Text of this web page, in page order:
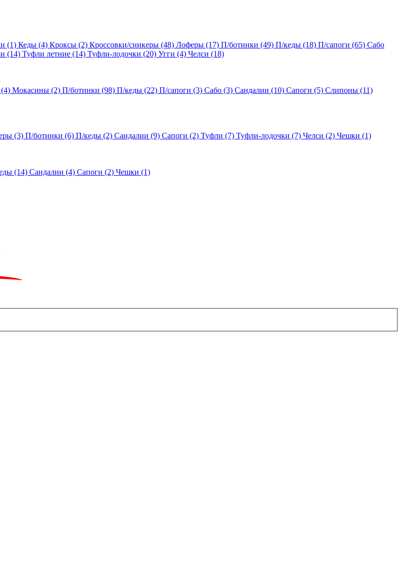
(1) Кеды (4) Кроксы (2) Кроссовки/сникеры (48) Лоферы (17) П/ботинки (49) П/кеды (18) П/сапоги (65) Сабо
(14) Туфли летние (14) Туфли-лодочки (20) Угги (4) Челси (18)
(4) Мокасины (2) П/ботинки (98) П/кеды (22) П/сапоги (3) Сабо (3) Сандалии (10) Сапоги (5) Слипоны (11)
(3) П/ботинки (6) П/кеды (2) Сандалии (9) Сапоги (2) Туфли (7) Туфли-лодочки (7) Челси (2) Чешки (1)
(14) Сандалии (4) Сапоги (2) Чешки (1)